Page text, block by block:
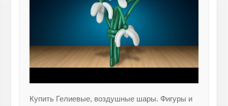
Купить Гелиевые, воздушные шары. Фигуры и